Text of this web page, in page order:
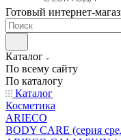
Готовый интернет-
Каталог
По всему сайту
По каталогу
Каталог
Косметика
ARIECO
BODY CARE (серия